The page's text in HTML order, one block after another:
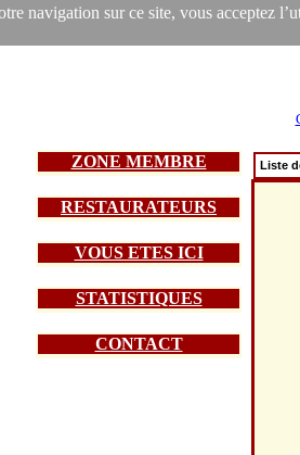
navigation sur ce site, vous acceptez
ZONE MEMBRE
RESTAURATEURS
VOUS ETES ICI
STATISTIQUES
CONTACT
Liste